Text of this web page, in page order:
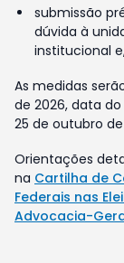
submissão
dúvida à
institucional
As medidas
de 2026, data
25 de outubro
Orientações
na Cartilha de
Federais nas
Advocacia-